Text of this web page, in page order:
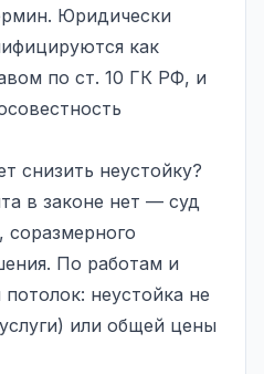
Юридически
как
по ст. 10 ГК РФ, и
снизить неустойку?
в законе нет — суд
соразмерного
По работам и
неустойка не
или общей цены